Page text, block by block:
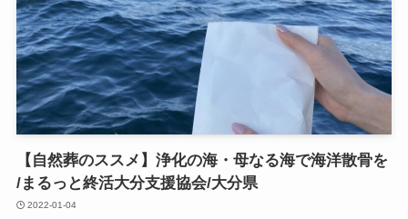
【自然葬の​ススメ】浄化の​海・母なる​海で​海洋散骨を​
/まるっと​終活大分支援協会/大分県
2022-01-04